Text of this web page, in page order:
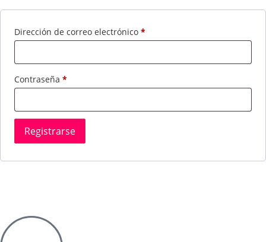
Dirección de correo electrónico *
Contraseña *
Registrarse